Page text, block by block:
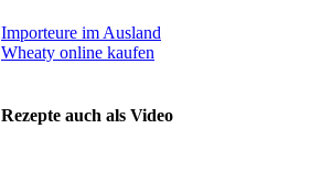
Importeure im Ausland
Wheaty online kaufen
Rezepte auch als Video